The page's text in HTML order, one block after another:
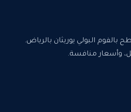
بالفوم البولي يوريثان بالرياض.
وأسعار منافسة.